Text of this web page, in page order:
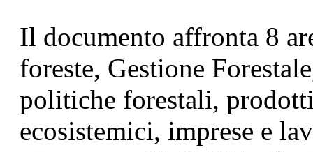
Il documento affronta 8
foreste, Gestione
politiche forestali,
ecosistemici, imprese e